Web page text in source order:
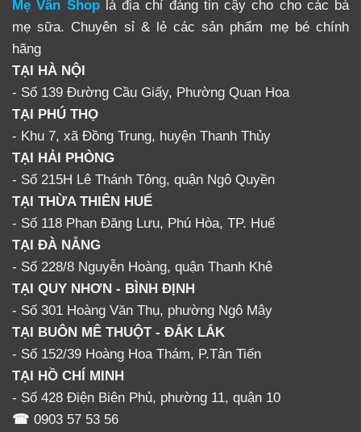
BỘ PHỤ KIỆN THAY THẾ DÙNG
CHO MÁY HÚT SỮA MẸ REAL
Tên phụ kiện
Bình trữ sữa Real
Bubee
Trữ sữa trong và sau khi hút, rất tiện
Van 1 chiều Real
Màn hút Real
Bubee
Tạo lực hút mạnh mẽ, có thể ví như
Ống hơi Real
Dẫn hơi trong quá trình hút
Dây sạc usb Real
Mẹ Vân Shoplà địa chỉ đáng tin cậy cho cho các bà
mẹ sữa. Chuyên sỉ & lẻ các sản phẩm mẹ bé chính
hãng
TẠI HÀ NỘI
- Số 139 Đường Cầu Giấy, Phường Quan Hoa
TẠI PHÚ THỌ
- Khu 7, xã Đồng Trung, huyện Thanh Thủy
TẠI HẢI PHÒNG
- Số 215H Lê Thánh Tông, quận Ngô Quyền
TẠI THỪA THIÊN HUẾ
- Số 118 Phan Đăng Lưu, Phú Hòa, TP. Huế
TẠI ĐÀ NẴNG
- Số 228/8 Nguyễn Hoàng, quận Thanh Khê
TẠI QUY NHƠN - BÌNH ĐỊNH
- Số 301 Hoàng Văn Thụ, phường Ngô Mây
TẠI BUÔN MÊ THUỘT - ĐẮK LẮK
- Số 152/39 Hoàng Hoa Thám, P.Tân Tiến
TẠI HỒ CHÍ MINH
- Số 428 Điện Biên Phủ, phường 11, quận 10
☎ 0903 57 53 56